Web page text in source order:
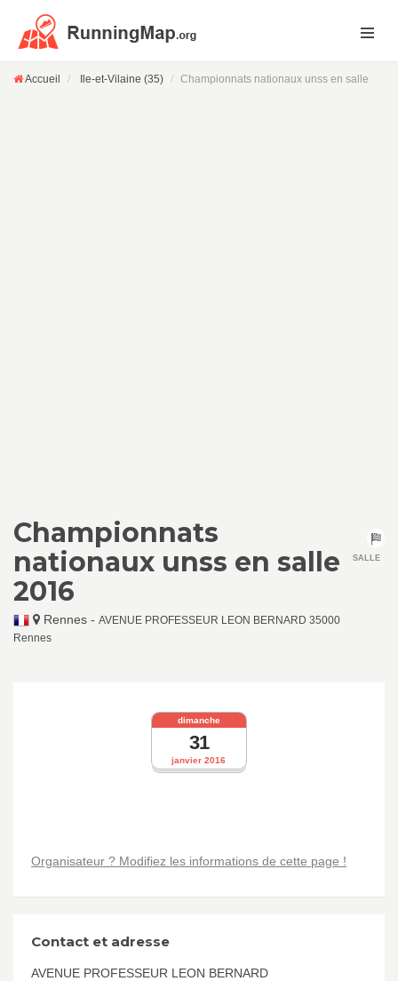
Accueil Ile-et-Vilaine (35) Championnats nationaux unss en salle
Championnats
nationaux unss en salle
2016
Rennes - AVENUE PROFESSEUR LEON BERNARD 35000
Rennes
SALLE
janvier 2016
dimanche
31
Organisateur ? Modifiez les informations de cette page !
Contact et adresse
AVENUE PROFESSEUR LEON BERNARD